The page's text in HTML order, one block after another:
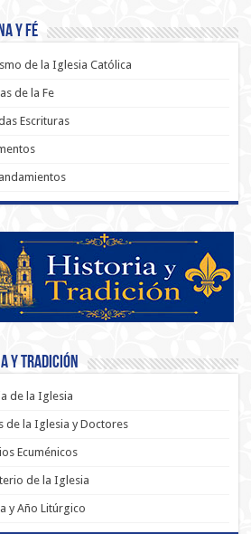
y Fé
de la Iglesia Católica
de la Fe
Escrituras
y Tradición
de la Iglesia
de la Iglesia y Doctores
Ecuménicos
de la Iglesia
y Año Litúrgico